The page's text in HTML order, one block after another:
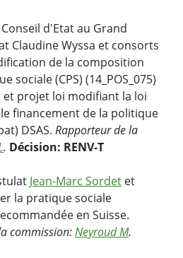
d'Etat au Grand
Claudine Wyssa et consorts
de la composition
sociale (CPS) (14_POS_075)
et projet loi modifiant la loi
financement de la politique
DSAS. Rapporteur de la
. Décision: RENV-T
Jean-Marc Sordet et
la pratique sociale
en Suisse.
commission:Neyroud M.